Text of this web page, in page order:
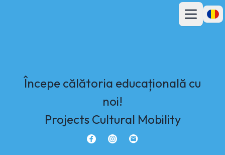
Deschideți
Începe călătoria educațională cu
noi!
Projects Cultural Mobility